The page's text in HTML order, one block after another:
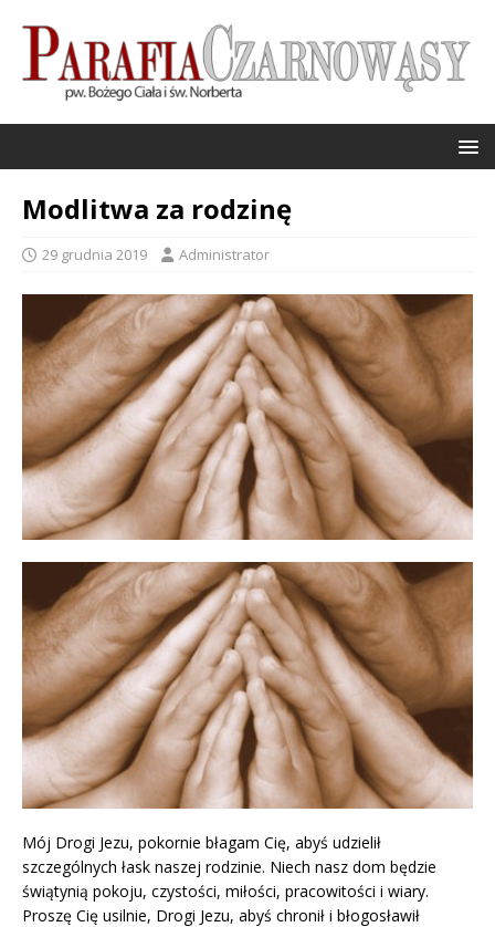
Modlitwa za rodzinę
29 grudnia 2019 Administrator
Mój Drogi Jezu, pokornie błagam Cię, abyś udzielił
szczególnych łask naszej rodzinie. Niech nasz dom będzie
świątynią pokoju, czystości, miłości, pracowitości i wiary.
Proszę Cię usilnie, Drogi Jezu, abyś chronił i błogosławił